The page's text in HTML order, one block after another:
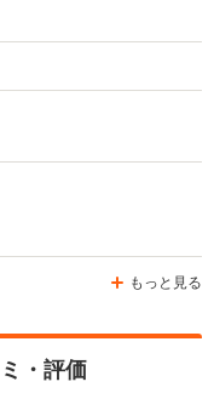
L
もっと見る
・評価